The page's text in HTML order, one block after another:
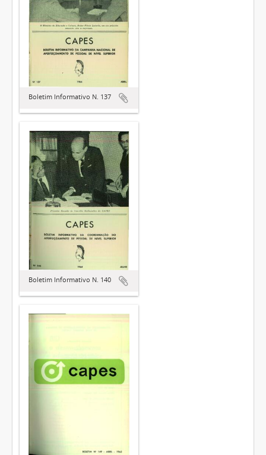
Boletim Informativo N. 137
Boletim Informativo N. 140